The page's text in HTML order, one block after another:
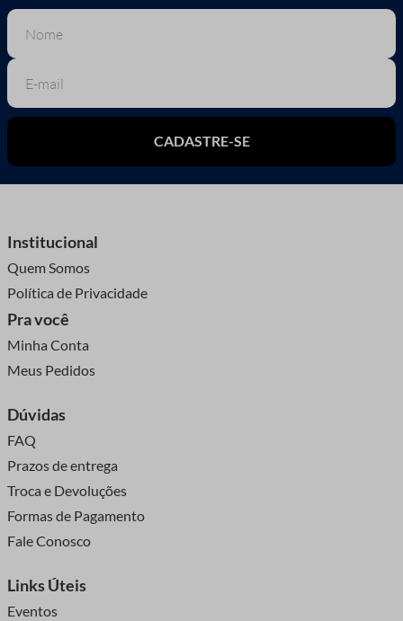
CADASTRE-SE
Institucional
Quem Somos
Política de Privacidade
Pra você
Minha Conta
Meus Pedidos
Dúvidas
FAQ
Prazos de entrega
Troca e Devoluções
Formas de Pagamento
Fale Conosco
Links Úteis
Eventos